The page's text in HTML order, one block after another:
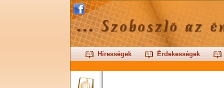
Hírességek Érdekességek